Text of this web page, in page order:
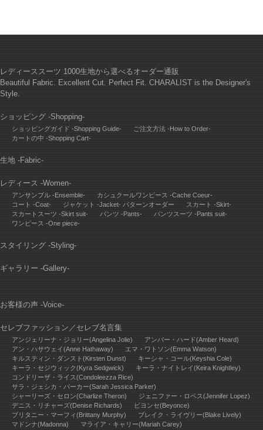
レディーススーツ 1000生地から選べるオーダー通販
Beautiful Fabric. Excellent Cut. Perfect Fit. CHARALIST is the Designer's
Style.
ショッピング -Shopping-
ショッピングガイド -Shopping Guide-
ご注文方法 -How to Order-
カートの中 -Shopping Cart-
生地 -Fabric-
レディース -Women-
アンサンブル -Ensemble-
カシュクールワンピース -Cache Coeur-
コート -Coat-
ジャケット -Jacket- パターンオーダー
スカート -Skirt-
スカートスーツ -Skirt suit-
パンツ -Pants-
パンツスーツ -Pants suit-
ワンピース -One piece-
スタイリング -Styling-
ギャラリー -Gallery-
お客様の声 -Voice-
セレブファッション ／ セレブ名言集
アンジェリーナ・ジョリー(Angelina Jolie)
アンバー・ハード(Amber Heard)
アン・ハサウェイ(Anne Hathaway)
エマ・ワトソン(Emma Watson)
キルスティン・ダンスト(Kirsten Dunst)
キーシャ・コール(Keyshia Cole)
キーラ・セジウィック(Kyra Sedgwick)
キーラ・ナイトレイ(Keira Knightley)
コンドリーザ・ライス(Condoleezza Rice)
サラ・ジェシカ・パーカー(Sarah Jessica Parker)
シャーリーズ・セロン(Charlize Theron)
ジェニファー・ロペス(Jennifer Lopez)
デニス・リチャーズ(Denise Richards)
ビヨンセ(Beyonce)
ブリタニー・マーフィ(Brittany Murphy)
ブレイク・ライヴリー(Blake Lively)
マドンナ(Madonna)
マライア・キャリー(Mariah Carey)